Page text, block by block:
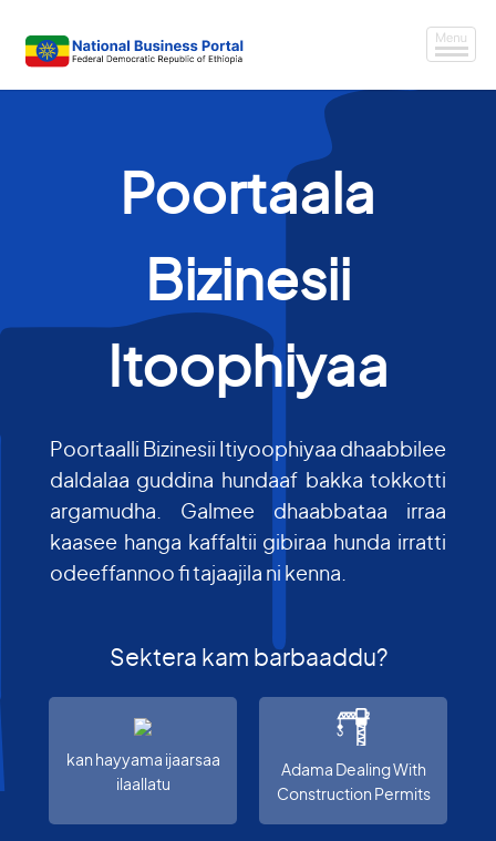
Poortaala
Bizinesii
Itoophiyaa
Poortaalli Bizinesii Itiyoophiyaa dhaabbilee
daldalaa guddina hundaaf bakka tokkotti
argamudha. Galmee dhaabbataa irraa
kaasee hanga kaffaltii gibiraa hunda irratti
odeeffannoo fi tajaajila ni kenna.
Sektera kam barbaaddu?
kan hayyama ijaarsaa
ilaallatu
Adama Dealing With
Construction Permits